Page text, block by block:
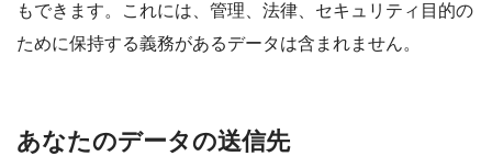
もできます。これには、管理、法律、セキュリティ目的の
ために保持する義務があるデータは含まれません。
あなたのデータの送信先